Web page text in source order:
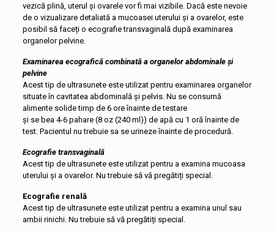
vezică plină, uterul și ovarele vor fi mai vizibile. Dacă este nevoie
de o vizualizare detaliată a mucoasei uterului și a ovarelor, este
posibil să faceți o ecografie transvaginală după examinarea
organelor pelvine.
Examinarea ecografică combinată a organelor abdominale și
pelvine
Acest tip de ultrasunete este utilizat pentru examinarea organelor
situate în cavitatea abdominală și pelvis. Nu se consumă
alimente solide timp de 6 ore înainte de testare
și se bea 4-6 pahare (8 oz (240 ml)) de apă cu 1 oră înainte de
test. Pacientul nu trebuie sa se urineze înainte de procedură.
Ecografie transvaginală
Acest tip de ultrasunete este utilizat pentru a examina mucoasa
uterului și a ovarelor. Nu trebuie să vă pregătiți special.
Ecografie renală
Acest tip de ultrasunete este utilizat pentru a examina unul sau
ambii rinichi. Nu trebuie să vă pregătiți special.